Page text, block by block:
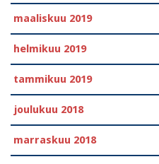
maaliskuu 2019
helmikuu 2019
tammikuu 2019
joulukuu 2018
marraskuu 2018